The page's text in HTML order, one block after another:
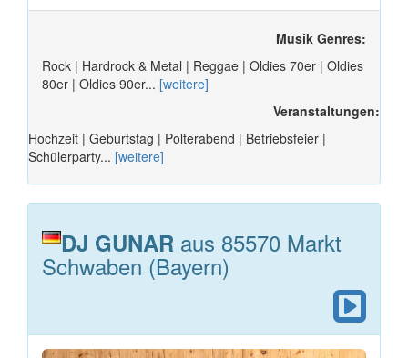
Musik Genres:
Rock | Hardrock & Metal | Reggae | Oldies 70er | Oldies
80er | Oldies 90er... [weitere]
Veranstaltungen:
Hochzeit | Geburtstag | Polterabend | Betriebsfeier |
Schülerparty... [weitere]
DJ GUNAR aus 85570 Markt
Schwaben (Bayern)